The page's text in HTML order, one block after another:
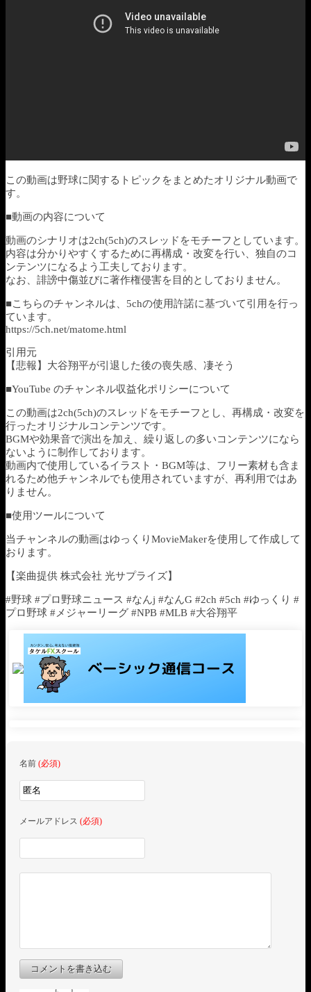
この動画は野球に関するトピックをまとめたオリジナル動画で
す。
■動画の内容について
動画のシナリオは2ch(5ch)のスレッドをモチーフとしています。
内容は分かりやすくするために再構成・改変を行い、独自のコ
ンテンツになるよう工夫しております。
なお、誹謗中傷並びに著作権侵害を目的としておりません。
■こちらのチャンネルは、5chの使用許諾に基づいて引用を行っ
ています。
https://5ch.net/matome.html
引用元
【悲報】大谷翔平が引退した後の喪失感、凄そう
■YouTube のチャンネル収益化ポリシーについて
この動画は2ch(5ch)のスレッドをモチーフとし、再構成・改変を
行ったオリジナルコンテンツです。
BGMや効果音で演出を加え、繰り返しの多いコンテンツになら
ないように制作しております。
動画内で使用しているイラスト・BGM等は、フリー素材も含ま
れるため他チャンネルでも使用されていますが、再利用ではあ
りません。
■使用ツールについて
当チャンネルの動画はゆっくりMovieMakerを使用して作成して
おります。
【楽曲提供 株式会社 光サプライズ】
#野球 #プロ野球ニュース #なんj #なんG #2ch #5ch #ゆっくり #
プロ野球 #メジャーリーグ #NPB #MLB #大谷翔平
名前 (必須)
メールアドレス (必須)
コメントを書き込む